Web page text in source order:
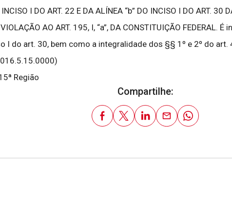
I DO ART. 22 E DA ALÍNEA “b” DO INCISO I DO ART.
AO ART. 195, I, “a”, DA CONSTITUIÇÃO
I do art. 30, bem como a integralidade dos §§ 1º e 2º do
Região
Compartilhe: